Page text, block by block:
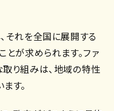
それを全国に展開する
とが求められます。ファ
り組みは、地域の特性
す。